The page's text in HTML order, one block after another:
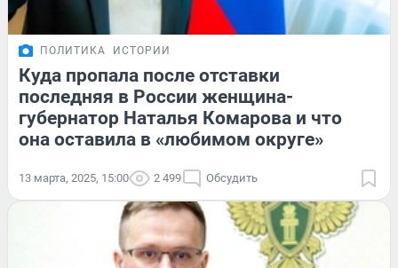
ПОЛИТИКА ИСТОРИИ
Куда пропала после отставки
последняя в России женщина-
губернатор Наталья Комарова и что
она оставила в «любимом округе»
13 марта, 2025, 15:00 2 499 Обсудить